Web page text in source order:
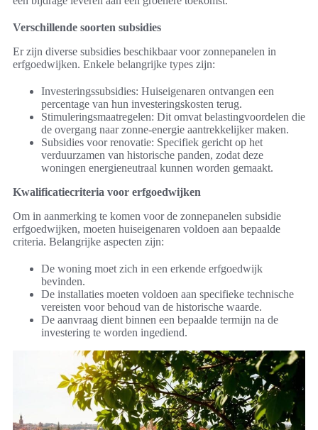
Verschillende soorten subsidies
Er zijn diverse subsidies beschikbaar voor zonnepanelen in
erfgoedwijken. Enkele belangrijke types zijn:
Investeringssubsidies: Huiseigenaren ontvangen een
percentage van hun investeringskosten terug.
Stimuleringsmaatregelen: Dit omvat belastingvoordelen die
de overgang naar zonne-energie aantrekkelijker maken.
Subsidies voor renovatie: Specifiek gericht op het
verduurzamen van historische panden, zodat deze
woningen energieneutraal kunnen worden gemaakt.
Kwalificatiecriteria voor erfgoedwijken
Om in aanmerking te komen voor de zonnepanelen subsidie
erfgoedwijken, moeten huiseigenaren voldoen aan bepaalde
criteria. Belangrijke aspecten zijn:
De woning moet zich in een erkende erfgoedwijk
bevinden.
De installaties moeten voldoen aan specifieke technische
vereisten voor behoud van de historische waarde.
De aanvraag dient binnen een bepaalde termijn na de
investering te worden ingediend.